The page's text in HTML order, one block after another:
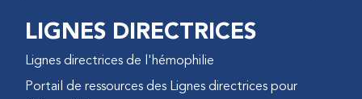
LIGNES DIRECTRICES
Lignes directrices de l'hémophilie
Portail de ressources des Lignes directrices pour